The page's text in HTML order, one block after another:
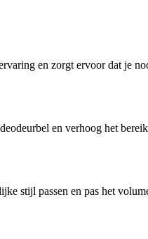
en zorgt ervoor dat je
en verhoog het
stijl passen en pas het